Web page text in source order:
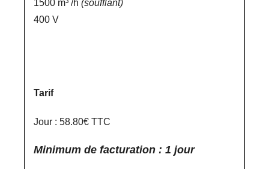
1500 m³ /h (soufflant)
400 V
Tarif
Jour : 58.80€ TTC
Minimum de facturation : 1 jour